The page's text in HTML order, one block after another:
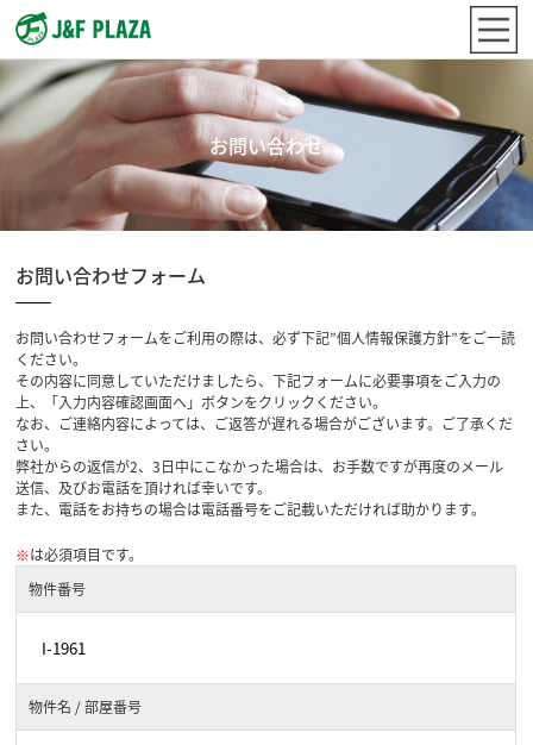
お問い合わせ
お問い合わせフォーム
お問い合わせフォームをご利用の際は、必ず下記”個人情報保護方針”をご一読
ください。
その内容に同意していただけましたら、下記フォームに必要事項をご入力の
上、「入力内容確認画面へ」ボタンをクリックください。
なお、ご連絡内容によっては、ご返答が遅れる場合がございます。ご了承くだ
さい。
弊社からの返信が2、3日中にこなかった場合は、お手数ですが再度のメール
送信、及びお電話を頂ければ幸いです。
また、電話をお持ちの場合は電話番号をご記載いただければ助かります。
※は必須項目です。
物件番号
物件名 / 部屋番号